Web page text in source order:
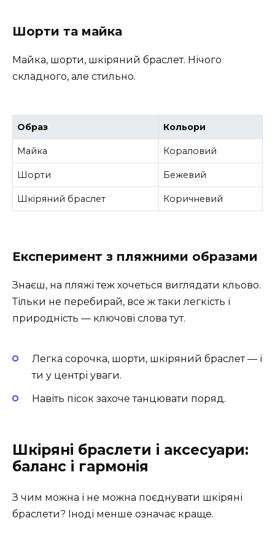
Шорти та майка
Майка, шорти, шкіряний браслет. Нічого
складного, але стильно.
Образ Кольори
Майка Кораловий
Шорти Бежевий
Шкіряний браслет Коричневий
Експеримент з пляжними образами
Знаєш, на пляжі теж хочеться виглядати кльово.
Тільки не перебирай, все ж таки легкість і
природність — ключові слова тут.
Легка сорочка, шорти, шкіряний браслет — і
ти у центрі уваги.
Навіть пісок захоче танцювати поряд.
Шкіряні браслети і аксесуари:
баланс і гармонія
З чим можна і не можна поєднувати шкіряні
браслети? Іноді менше означає краще.